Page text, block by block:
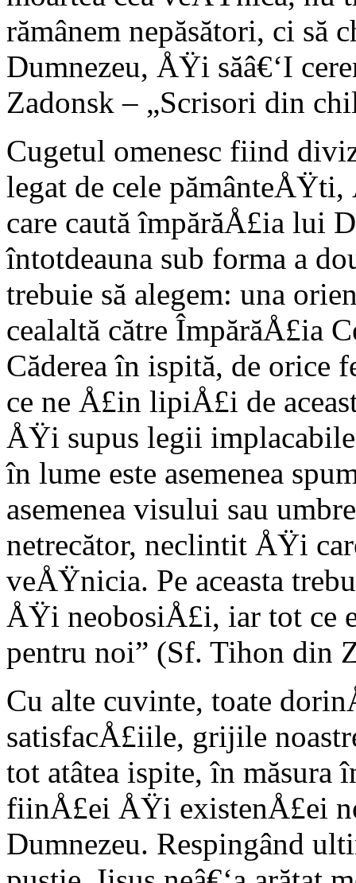
rămânem nepăsători, ci să
Dumnezeu, ÅŸi săâ€‘I
Zadonsk – „Scrisori din
Cugetul omenesc fiind
legat de cele
care caută împărăÅ£ia lui
întotdeauna sub forma a
trebuie să alegem: una
cealaltă către ÎmpărăÅ£ia
Căderea în ispită, de orice
ce ne Å£in lipiÅ£i de
ÅŸi supus legii
în lume este asemenea
asemenea visului sau
netrecător, neclintit ÅŸi
veÅŸnicia. Pe aceasta
ÅŸi neobosiÅ£i, iar tot ce
pentru noi” (Sf. Tihon din
Cu alte cuvinte, toate
satisfacÅ£iile, grijile
tot atâtea ispite, în măsura
fiinÅ£ei ÅŸi existenÅ£ei
Dumnezeu. Respingând